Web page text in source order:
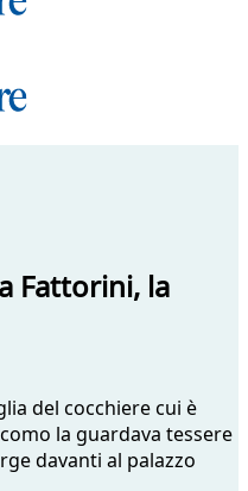
Fattorini, la
del cocchiere cui è
la guardava tessere
davanti al palazzo